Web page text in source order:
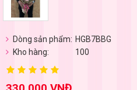
Dòng sản phẩm: HGB7BBG
Kho hàng:
100